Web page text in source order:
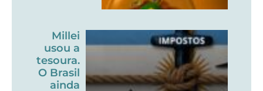
Millei
usou a
tesoura.
O Brasil
ainda